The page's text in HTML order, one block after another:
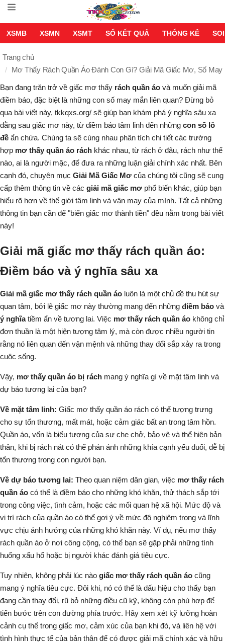
XSMB XSMN XSMT SỔ KẾT QUẢ THỐNG KÊ
Trang chủ
Mơ Thấy Rách Quần Áo Đánh Con Gì? Giải Mã Giấc Mơ, Số May
Bạn đang trăn trở về giấc mơ thấy rách quần áo và muốn giải mã
điềm báo, đặc biệt là những con số may mắn liên quan? Đừng bỏ
qua bài viết này, tkkqxs.org/ sẽ giúp bạn khám phá ý nghĩa sâu xa
đằng sau giấc mơ này, từ điềm báo tâm linh đến những con số lô
đề ẩn chứa. Chúng ta sẽ cùng nhau phân tích chi tiết các trường
hợp mơ thấy quần áo rách khác nhau, từ rách ở đâu, rách như thế
nào, ai là người mặc, để đưa ra những luận giải chính xác nhất. Bên
cạnh đó, chuyên mục Giải Mã Giấc Mơ của chúng tôi cũng sẽ cung
cấp thêm thông tin về các giải mã giấc mơ phổ biến khác, giúp bạn
hiểu rõ hơn về thế giới tâm linh và vận may của mình. Tất cả những
thông tin bạn cần để "biến giấc mơ thành tiền" đều nằm trong bài viết
này!
Giải mã giấc mơ thấy rách quần áo:
Điềm báo và ý nghĩa sâu xa
Giải mã giấc mơ thấy rách quần áo luôn là một chủ đề thu hút sự
quan tâm, bởi lẽ giấc mơ này thường mang đến những điềm báo và
ý nghĩatiềm ẩn về tương lai. Việc mơ thấy rách quần áo không chỉ
đơn thuần là một hiện tượng tâm lý, mà còn được nhiều người tin
rằng nó liên quan đến vận mệnh và những thay đổi sắp xảy ra trong
cuộc sống.
Vậy, mơ thấy quần áo bị rách mang ý nghĩa gì về mặt tâm linh và
dự báo tương lai của bạn?
Về mặt tâm linh: Giấc mơ thấy quần áo rách có thể tượng trưng
cho sự tổn thương, mất mát, hoặc cảm giác bất an trong tâm hồn.
Quần áo, vốn là biểu tượng của sự che chở, bảo vệ và thể hiện bản
thân, khi bị rách nát có thể phản ánh những khía cạnh yếu đuối, dễ bị
tổn thương trong con người bạn.
Về dự báo tương lai: Theo quan niệm dân gian, việc mơ thấy rách
quần áo có thể là điềm báo cho những khó khăn, thử thách sắp tới
trong công việc, tình cảm, hoặc các mối quan hệ xã hội. Mức độ và
vị trí rách của quần áo có thể gợi ý về mức độ nghiêm trọng và lĩnh
vực chịu ảnh hưởng của những khó khăn này. Ví dụ, nếu mơ thấy
rách quần áo ở nơi công cộng, có thể bạn sẽ gặp phải những tình
huống xấu hổ hoặc bị người khác đánh giá tiêu cực.
Tuy nhiên, không phải lúc nào giấc mơ thấy rách quần áo cũng
mang ý nghĩa tiêu cực. Đôi khi, nó có thể là dấu hiệu cho thấy bạn
đang cần thay đổi, rũ bỏ những điều cũ kỹ, không còn phù hợp để
tiến bước trên con đường phía trước. Hãy xem xét kỹ lưỡng hoàn
cảnh cụ thể trong giấc mơ, cảm xúc của bạn khi đó, và liên hệ với
tình hình thực tế của bản thân để có được giải mã chính xác và hữu